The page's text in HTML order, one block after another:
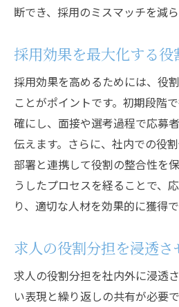
断でき、採用のミスマッチを減ら
採用効果を最大化する
採用効果を高めるためには、役
ことがポイントです。初期段階
確にし、面接や選考過程で応募
伝えます。さらに、社内での役
部署と連携して役割の整合性を
うしたプロセスを経ることで、
り、適切な人材を効果的に獲得で
求人の役割分担を浸透さ
求人の役割分担を社内外に浸透
い表現と繰り返しの共有が必要